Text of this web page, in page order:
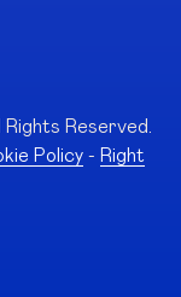
Reserved.
Policy - Right